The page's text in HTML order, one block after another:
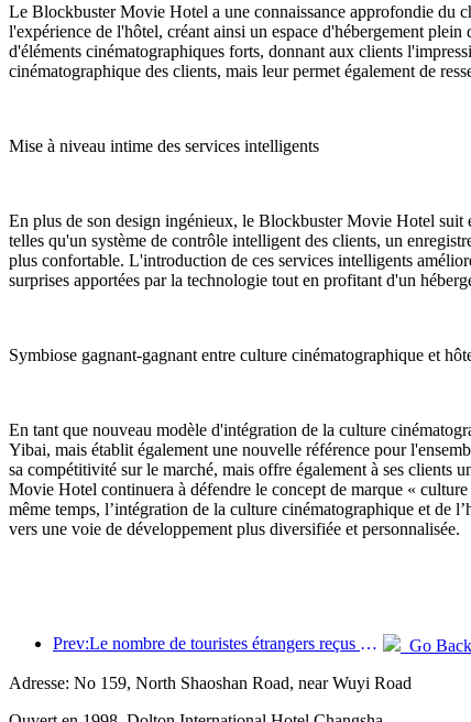
Le Blockbuster Movie Hotel a une connaissance approfondie du
l'expérience de l'hôtel, créant ainsi un espace d'hébergement
d'éléments cinématographiques forts, donnant aux clients
cinématographique des clients, mais leur permet également de
Mise à niveau intime des services intelligents
En plus de son design ingénieux, le Blockbuster Movie Hotel suit
telles qu'un système de contrôle intelligent des clients, un
plus confortable. L'introduction de ces services intelligents
surprises apportées par la technologie tout en profitant d'un
Symbiose gagnant-gagnant entre culture cinématographique et
En tant que nouveau modèle d'intégration de la culture
Yibai, mais établit également une nouvelle référence pour
sa compétitivité sur le marché, mais offre également à ses clients
Movie Hotel continuera à défendre le concept de marque «
même temps, l’intégration de la culture cinématographique et de
vers une voie de développement plus diversifiée et personnalisée.
Prev:Le nombre de touristes étrangers reçus par Jinjiang Hotels (Chine) a augmenté de plus de 9 fois par rapport à l'année précédente
Go Back
Adresse: No 159, North Shaoshan Road, near Wuyi Road